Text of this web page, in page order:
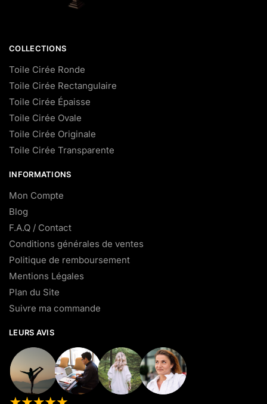
COLLECTIONS
Toile Cirée Ronde
Toile Cirée Rectangulaire
Toile Cirée Épaisse
Toile Cirée Ovale
Toile Cirée Originale
Toile Cirée Transparente
INFORMATIONS
Mon Compte
Blog
F.A.Q / Contact
Conditions générales de ventes
Politique de remboursement
Mentions Légales
Plan du Site
Suivre ma commande
LEURS AVIS